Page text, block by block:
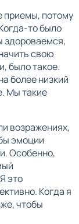
приемы, потому
то было
здороваемся,
свою
было такое.
более низкий
Мы такие
возражениях,
эмоции
Особенно,
это
Когда я
чтобы